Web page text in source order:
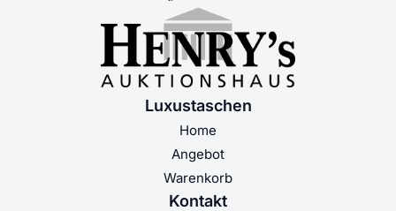
Luxustaschen
Home
Angebot
Warenkorb
Kontakt